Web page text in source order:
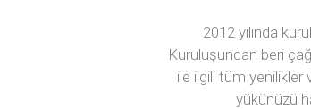
2012 yılında
Kuruluşundan beri
ile ilgili tüm
yükünüzü